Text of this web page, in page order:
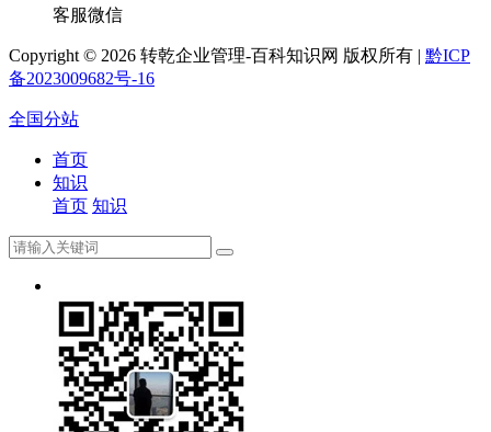
客服微信
Copyright © 2026 转乾企业管理-百科知识网 版权所有 | 黔ICP
备2023009682号-16
全国分站
首页
知识
首页 知识